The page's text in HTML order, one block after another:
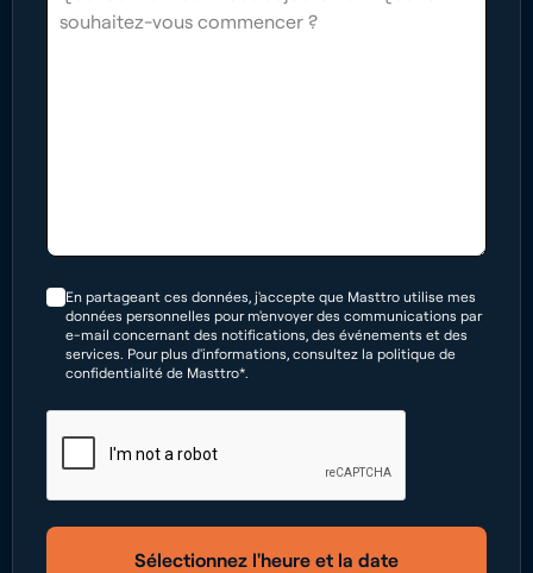
En partageant ces données, j'accepte que Masttro utilise mes
données personnelles pour m'envoyer des communications par
e-mail concernant des notifications, des événements et des
services. Pour plus d'informations, consultez la politique de
confidentialité de Masttro*.
Sélectionnez l'heure et la date